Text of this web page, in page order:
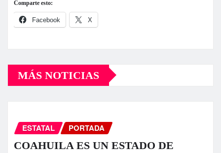
Comparte esto:
Facebook X
MÁS NOTICIAS
ESTATAL PORTADA
COAHUILA ES UN ESTADO DE